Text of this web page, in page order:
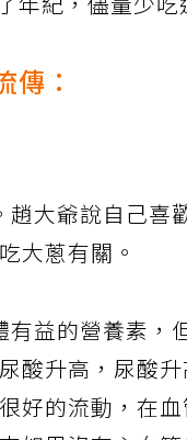
年紀，儘量少吃
傳：
趙大爺說自己喜
大蔥有關。
有益的營養素，
酸升高，尿酸升
好的流動，在